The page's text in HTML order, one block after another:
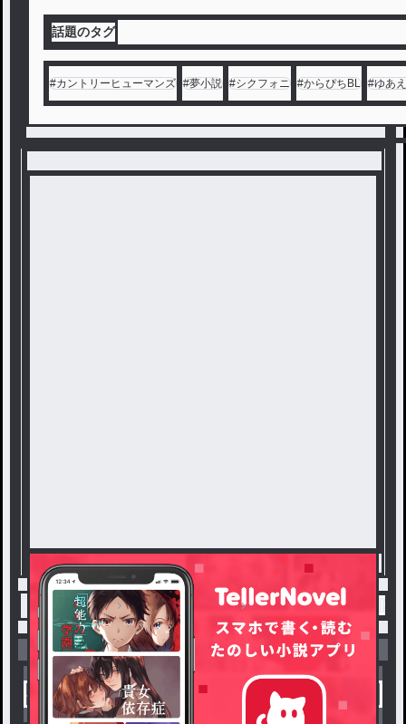
話題のタグ
#カントリーヒューマンズ #夢小説 #シクフォニ #からぴちBL #ゆあ
トップ 恋愛・ロマンス 怖いの / 羽花の連載小説
小説を探す ジャンルから探す